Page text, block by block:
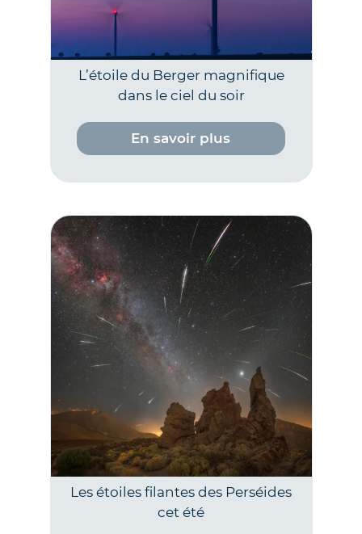
L’étoile du Berger magnifique
dans le ciel du soir
En savoir plus
Les étoiles filantes des Perséides
cet été